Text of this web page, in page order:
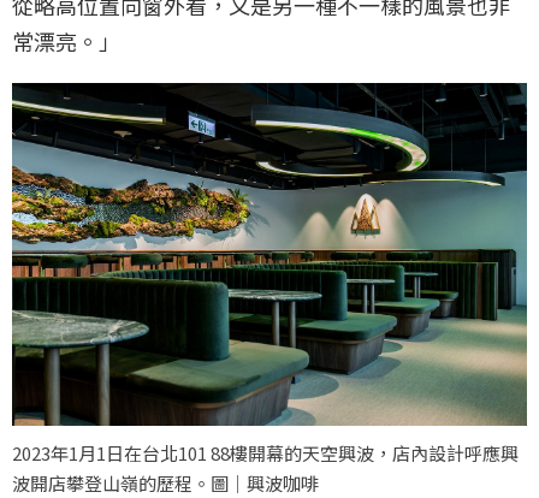
常漂亮。」
2023年1月1日在台北101 88樓開幕的天空興波，店內設計呼應興
波開店攀登山嶺的歷程。圖｜興波咖啡